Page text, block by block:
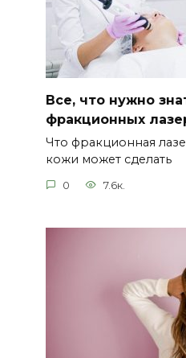
Все, что нужно
фракционных
Что фракционная
кожи может сделать
0 7.6к.